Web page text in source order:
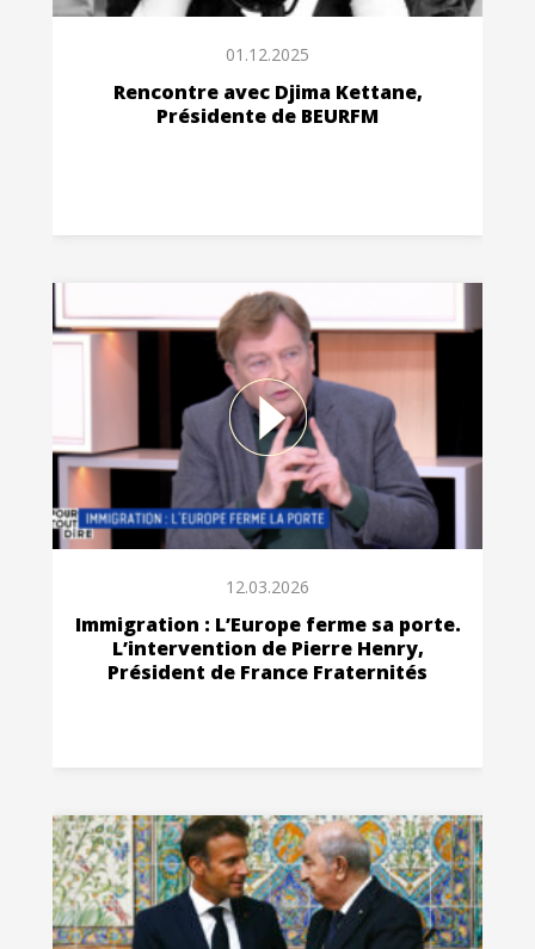
01.12.2025
Rencontre avec Djima Kettane,
Présidente de BEURFM
12.03.2026
Immigration : L’Europe ferme sa porte.
L’intervention de Pierre Henry,
Président de France Fraternités